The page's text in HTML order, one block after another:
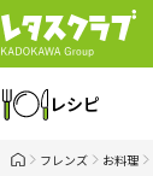
レシピ
フレンズ お料理